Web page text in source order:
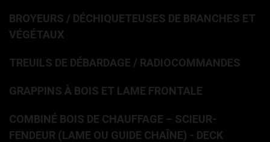
BROYEURS / DÉCHIQUETEUSES DE BRANCHES ET
VÉGÉTAUX
TREUILS DE DÉBARDAGE / RADIOCOMMANDES
GRAPPINS À BOIS ET LAME FRONTALE
COMBINÉ BOIS DE CHAUFFAGE – SCIEUR-
FENDEUR (LAME OU GUIDE CHAÎNE) - DECK